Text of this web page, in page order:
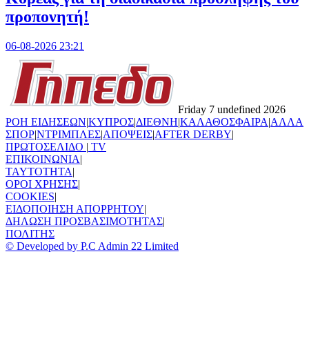
προπονητή!
06-08-2026 23:21
Friday 7 undefined 2026
ΡΟΗ ΕΙΔΗΣΕΩΝ|ΚΥΠΡΟΣ|ΔΙΕΘΝΗ|ΚΑΛΑΘΟΣΦΑΙΡΑ|ΑΛΛΑ
ΣΠΟΡ|ΝΤΡΙΜΠΛΕΣ|ΑΠΟΨΕΙΣ|AFTER DERBY|
ΠΡΩΤΟΣΕΛΙΔΟ | TV
ΕΠΙΚΟΙΝΩΝΙΑ|
TAYTOTHTA|
ΟΡΟΙ ΧΡΗΣΗΣ|
COOKIES|
ΕΙΔΟΠΟΙΗΣΗ ΑΠΟΡΡΗΤΟΥ|
ΔΗΛΩΣΗ ΠΡΟΣΒΑΣΙΜΟΤΗΤΑΣ|
ΠΟΛΙΤΗΣ
© Developed by P.C Admin 22 Limited